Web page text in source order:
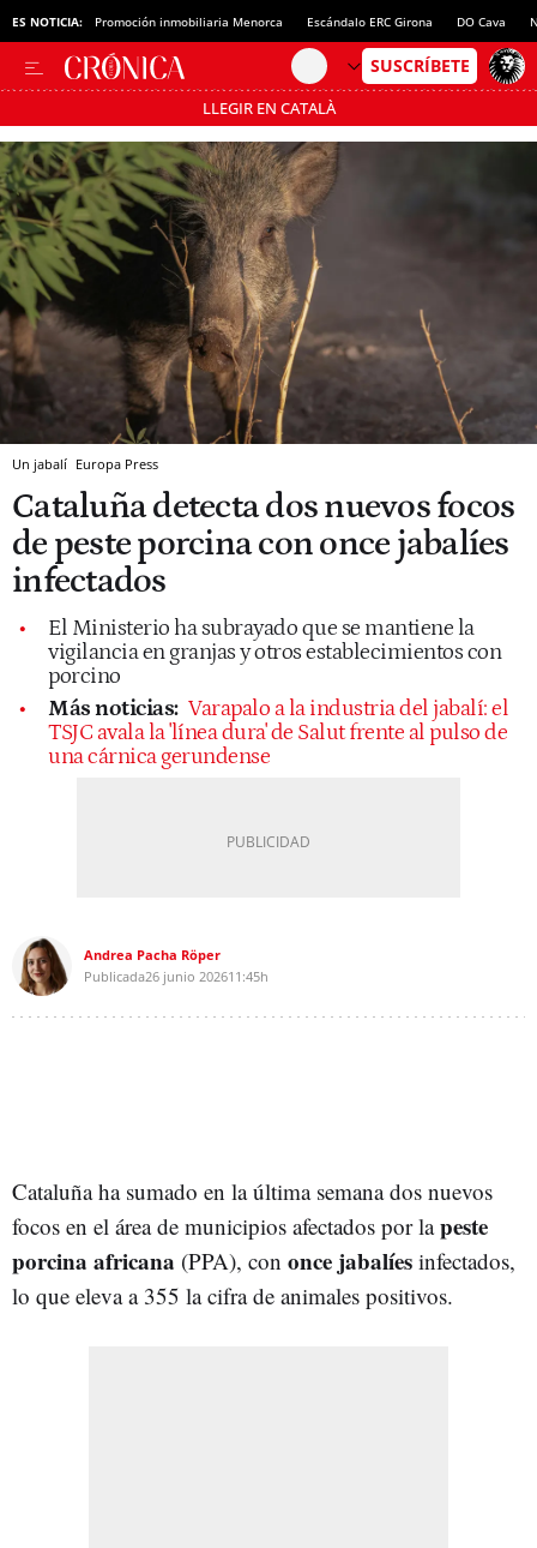
ES NOTICIA: Promoción inmobiliaria Menorca Escándalo ERC Girona DO Cava
LLEGIR EN CATALÀ
Pásate al MODO AHORRO
Un jabalí Europa Press
Cataluña detecta dos nuevos focos
de peste porcina con once jabalíes
infectados
El Ministerio ha subrayado que se mantiene la
vigilancia en granjas y otros establecimientos con
porcino
Más noticias: Varapalo a la industria del jabalí: el
TSJC avala la 'línea dura' de Salut frente al pulso de
una cárnica gerundense
Andrea Pacha Röper
Publicada26 junio 202611:45h
Cataluña ha sumado en la última semana dos nuevos
focos en el área de municipios afectados por lapeste
porcina africana (PPA), con once jabalíes infectados,
lo que eleva a 355 la cifra de animales positivos.